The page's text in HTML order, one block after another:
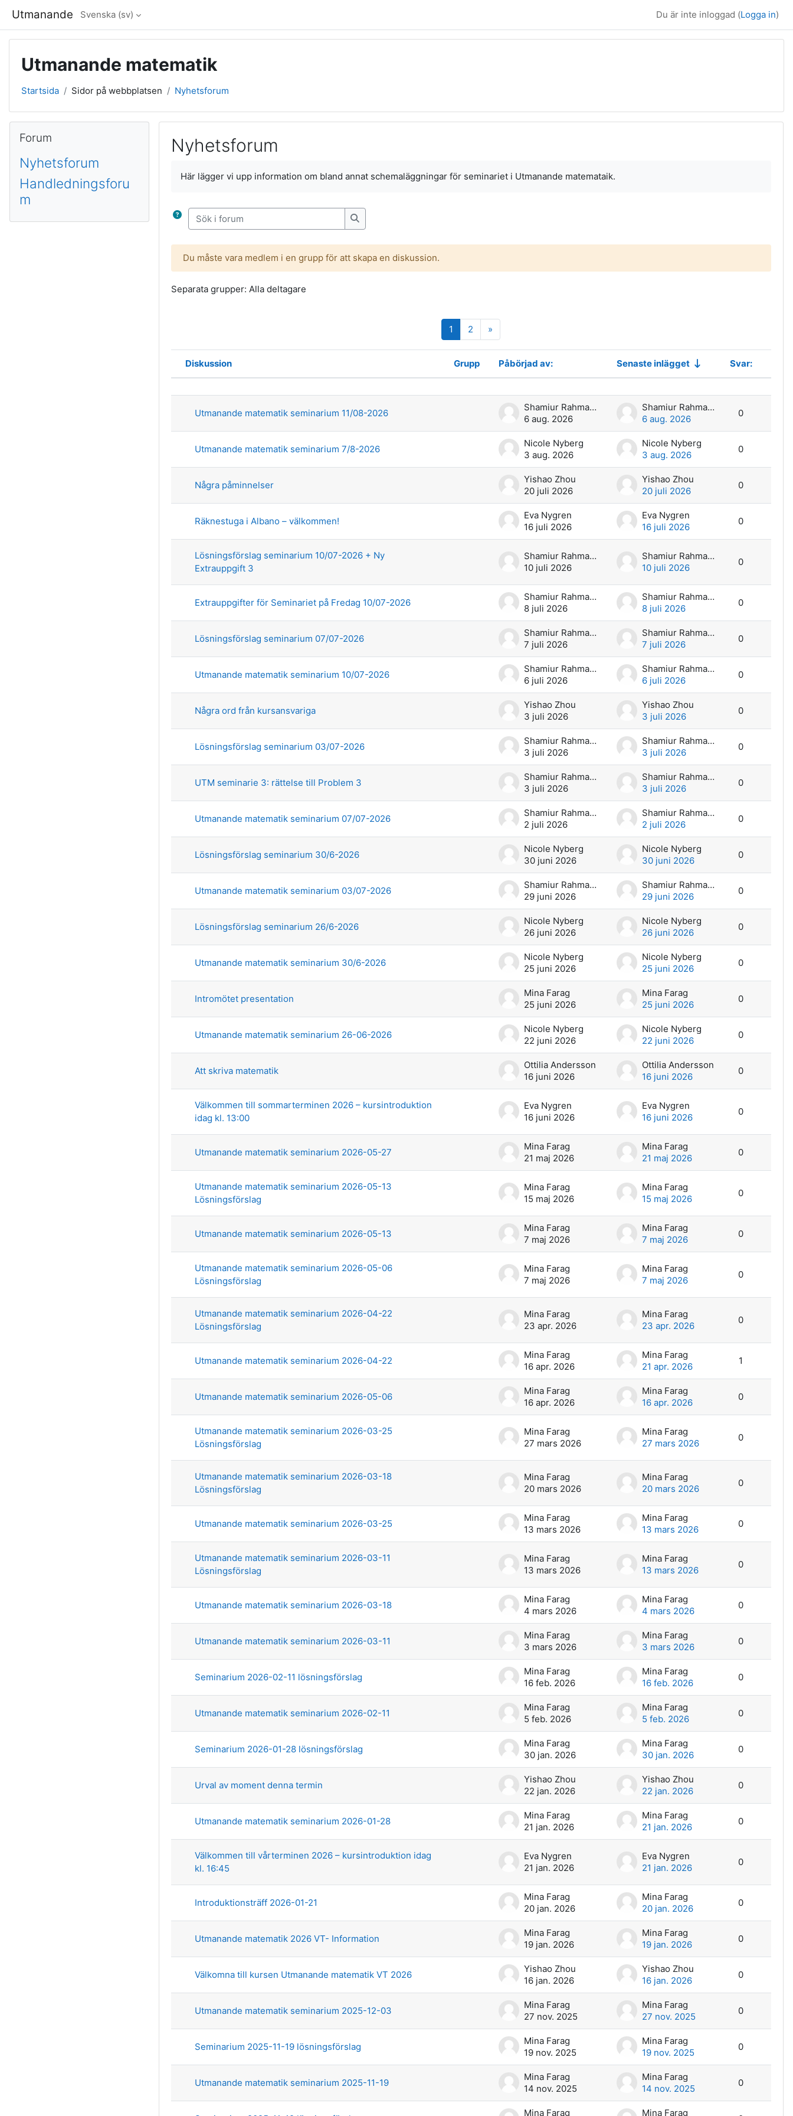
Utmanande Svenska ‎(sv)‎ Du är inte inloggad (Logga in)
Utmanande matematik
Startsida Sidor på webbplatsen Nyhetsforum
Nyhetsforum
Här lägger vi upp information om bland annat schemaläggningar för seminariet i Utmanande matemataik.
Sök i forum
Sök i forum
Du måste vara medlem i en grupp för att skapa en diskussion.
Separata grupper: Alla deltagare
1 Sida 1
2 Sida 2
»
Status
Diskussion Grupp Påbörjad av: Senaste inlägget
Svar:
Utmanande matematik seminarium 11/08-2026
Shamiur Rahman Ramim
6 aug. 2026
Shamiur Rahman Ramim
6 aug. 2026
0
Utmanande matematik seminarium 7/8-2026
Nicole Nyberg
3 aug. 2026
Nicole Nyberg
3 aug. 2026
0
Några påminnelser
Yishao Zhou
20 juli 2026
Yishao Zhou
20 juli 2026
0
Räknestuga i Albano – välkommen!
Eva Nygren
16 juli 2026
Eva Nygren
16 juli 2026
0
Lösningsförslag seminarium 10/07-2026 + Ny
Extrauppgift 3
Shamiur Rahman Ramim
10 juli 2026
Shamiur Rahman Ramim
10 juli 2026
0
Extrauppgifter för Seminariet på Fredag 10/07-2026
Shamiur Rahman Ramim
8 juli 2026
Shamiur Rahman Ramim
8 juli 2026
0
Lösningsförslag seminarium 07/07-2026
Shamiur Rahman Ramim
7 juli 2026
Shamiur Rahman Ramim
7 juli 2026
0
Utmanande matematik seminarium 10/07-2026
Shamiur Rahman Ramim
6 juli 2026
Shamiur Rahman Ramim
6 juli 2026
0
Några ord från kursansvariga
Yishao Zhou
3 juli 2026
Yishao Zhou
3 juli 2026
0
Lösningsförslag seminarium 03/07-2026
Shamiur Rahman Ramim
3 juli 2026
Shamiur Rahman Ramim
3 juli 2026
0
UTM seminarie 3: rättelse till Problem 3
Shamiur Rahman Ramim
3 juli 2026
Shamiur Rahman Ramim
3 juli 2026
0
Utmanande matematik seminarium 07/07-2026
Shamiur Rahman Ramim
2 juli 2026
Shamiur Rahman Ramim
2 juli 2026
0
Lösningsförslag seminarium 30/6-2026
Nicole Nyberg
30 juni 2026
Nicole Nyberg
30 juni 2026
0
Utmanande matematik seminarium 03/07-2026
Shamiur Rahman Ramim
29 juni 2026
Shamiur Rahman Ramim
29 juni 2026
0
Lösningsförslag seminarium 26/6-2026
Nicole Nyberg
26 juni 2026
Nicole Nyberg
26 juni 2026
0
Utmanande matematik seminarium 30/6-2026
Nicole Nyberg
25 juni 2026
Nicole Nyberg
25 juni 2026
0
Intromötet presentation
Mina Farag
25 juni 2026
Mina Farag
25 juni 2026
0
Utmanande matematik seminarium 26-06-2026
Nicole Nyberg
22 juni 2026
Nicole Nyberg
22 juni 2026
0
Att skriva matematik
Ottilia Andersson
16 juni 2026
Ottilia Andersson
16 juni 2026
0
Välkommen till sommarterminen 2026 – kursintroduktion
idag kl. 13:00
Eva Nygren
16 juni 2026
Eva Nygren
16 juni 2026
0
Utmanande matematik seminarium 2026-05-27
Mina Farag
21 maj 2026
Mina Farag
21 maj 2026
0
Utmanande matematik seminarium 2026-05-13
Lösningsförslag
Mina Farag
15 maj 2026
Mina Farag
15 maj 2026
0
Utmanande matematik seminarium 2026-05-13
Mina Farag
7 maj 2026
Mina Farag
7 maj 2026
0
Utmanande matematik seminarium 2026-05-06
Lösningsförslag
Mina Farag
7 maj 2026
Mina Farag
7 maj 2026
0
Utmanande matematik seminarium 2026-04-22
Lösningsförslag
Mina Farag
23 apr. 2026
Mina Farag
23 apr. 2026
0
Utmanande matematik seminarium 2026-04-22
Mina Farag
16 apr. 2026
Mina Farag
21 apr. 2026
1
Utmanande matematik seminarium 2026-05-06
Mina Farag
16 apr. 2026
Mina Farag
16 apr. 2026
0
Utmanande matematik seminarium 2026-03-25
Lösningsförslag
Mina Farag
27 mars 2026
Mina Farag
27 mars 2026
0
Utmanande matematik seminarium 2026-03-18
Lösningsförslag
Mina Farag
20 mars 2026
Mina Farag
20 mars 2026
0
Utmanande matematik seminarium 2026-03-25
Mina Farag
13 mars 2026
Mina Farag
13 mars 2026
0
Utmanande matematik seminarium 2026-03-11
Lösningsförslag
Mina Farag
13 mars 2026
Mina Farag
13 mars 2026
0
Utmanande matematik seminarium 2026-03-18
Mina Farag
4 mars 2026
Mina Farag
4 mars 2026
0
Utmanande matematik seminarium 2026-03-11
Mina Farag
3 mars 2026
Mina Farag
3 mars 2026
0
Seminarium 2026-02-11 lösningsförslag
Mina Farag
16 feb. 2026
Mina Farag
16 feb. 2026
0
Utmanande matematik seminarium 2026-02-11
Mina Farag
5 feb. 2026
Mina Farag
5 feb. 2026
0
Seminarium 2026-01-28 lösningsförslag
Mina Farag
30 jan. 2026
Mina Farag
30 jan. 2026
0
Urval av moment denna termin
Yishao Zhou
22 jan. 2026
Yishao Zhou
22 jan. 2026
0
Utmanande matematik seminarium 2026-01-28
Mina Farag
21 jan. 2026
Mina Farag
21 jan. 2026
0
Välkommen till vårterminen 2026 – kursintroduktion idag
kl. 16:45
Eva Nygren
21 jan. 2026
Eva Nygren
21 jan. 2026
0
Introduktionsträff 2026-01-21
Mina Farag
20 jan. 2026
Mina Farag
20 jan. 2026
0
Utmanande matematik 2026 VT- Information
Mina Farag
19 jan. 2026
Mina Farag
19 jan. 2026
0
Välkomna till kursen Utmanande matematik VT 2026
Yishao Zhou
16 jan. 2026
Yishao Zhou
16 jan. 2026
0
Utmanande matematik seminarium 2025-12-03
Mina Farag
27 nov. 2025
Mina Farag
27 nov. 2025
0
Seminarium 2025-11-19 lösningsförslag
Mina Farag
19 nov. 2025
Mina Farag
19 nov. 2025
0
Utmanande matematik seminarium 2025-11-19
Mina Farag
14 nov. 2025
Mina Farag
14 nov. 2025
0
Mina Farag Mina Farag
Block
Forum
Nyhetsforum
Handledningsforu
m